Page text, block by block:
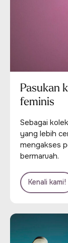
Pasukan
feminis
Sebagai
yang lebih
mengakses
bermaruah.
Kenali kami!